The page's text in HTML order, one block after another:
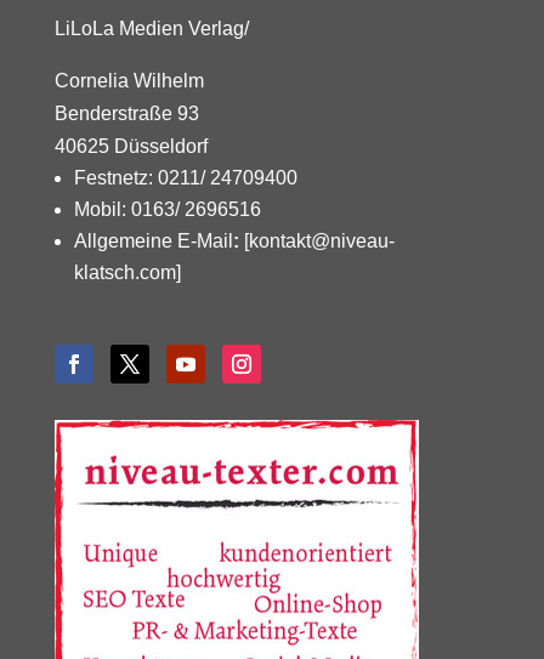
LiLoLa Medien Verlag/
Cornelia Wilhelm
Benderstraße 93
40625 Düsseldorf
Festnetz: 0211/ 24709400
Mobil: 0163/ 2696516
Allgemeine E-Mail : [kontakt@niveau-
klatsch.com]